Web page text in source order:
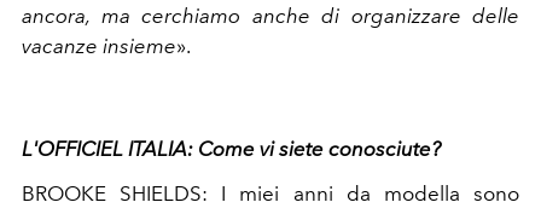
ancora, ma cerchiamo anche di organizzare delle
vacanze insieme».
L'OFFICIEL ITALIA: Come vi siete conosciute?
BROOKE SHIELDS: I miei anni da modella sono